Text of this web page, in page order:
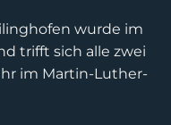
wurde im
trifft sich alle zwei
im Martin-Luther-